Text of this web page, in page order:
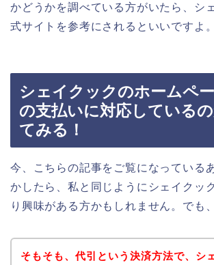
かどうかを調べている方がいたら、シ
式サイトを参考にされるといいですよ。
シェイクックのホームペー
の支払いに対応している
てみる！
今、こちらの記事をご覧になっている
かしたら、私と同じようにシェイクッ
り興味がある方かもしれません。でも
そもそも、代引という決済方法で、シ